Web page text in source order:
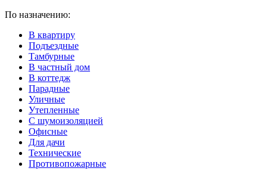
По назначению:
В квартиру
Подъездные
Тамбурные
В частный дом
В коттедж
Парадные
Уличные
Утепленные
C шумоизоляцией
Офисные
Для дачи
Технические
Противопожарные